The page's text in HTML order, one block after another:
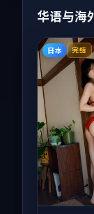
华语与海
日本 完结